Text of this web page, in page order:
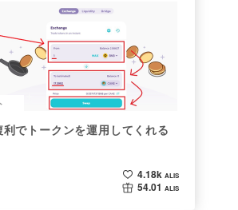
利でトークンを運用してくれる
4.18k ALIS
54.01 ALIS